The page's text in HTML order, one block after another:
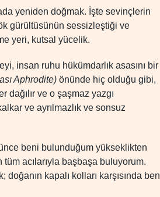
yeniden doğmak. İşte sevinçlerin
gürültüsünün sessizleştiği ve
yeri, kutsal yücelik.
insan ruhu hükümdarlık asasını bir
Aphrodite) önünde hiç olduğu gibi,
dağılır ve o şaşmaz yazgı
ve ayrılmazlık ve sonsuz
beni bulunduğum yükseklikten
tüm acılarıyla başbaşa buluyorum.
kapalı kolları karşısında ben